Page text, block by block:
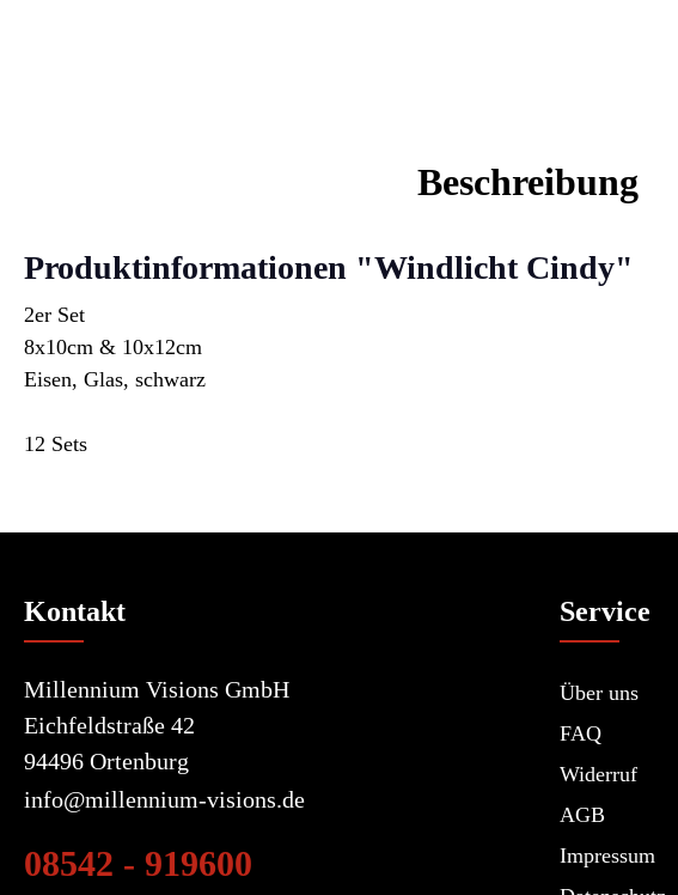
Beschreibung
Produktinformationen "Windlicht Cindy"
2er Set
8x10cm & 10x12cm
Eisen, Glas, schwarz
12 Sets
Kontakt
Millennium Visions GmbH
Eichfeldstraße 42
94496 Ortenburg
info@millennium-visions.de
08542 - 919600
Service
Über uns
FAQ
Widerruf
AGB
Impressum